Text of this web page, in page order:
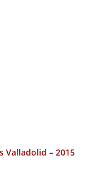
Valladolid – 2015